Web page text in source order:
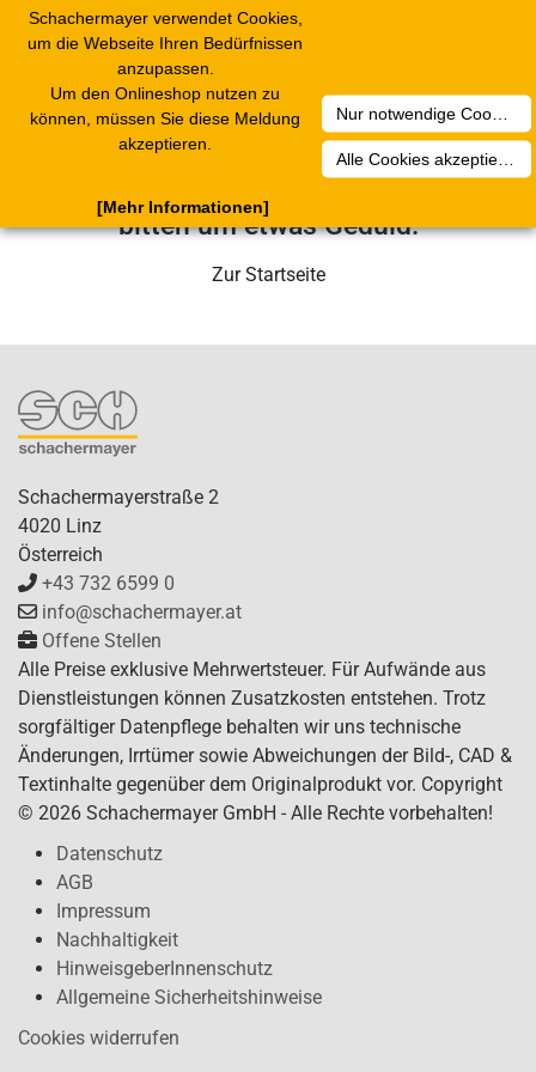
Schachermayer verwendet Cookies,
um die Webseite Ihren Bedürfnissen
anzupassen.
Um den Onlineshop nutzen zu
können, müssen Sie diese Meldung
akzeptieren.
Nur notwendige Cookies akzeptieren
Alle Cookies akzeptieren
[Mehr Informationen]
Leider ist ein technischer Fehler
aufgetreten. Unser Service-Team wird
bitten um etwas Geduld.
Zur Startseite
Schachermayerstraße 2
4020 Linz
Österreich
+43 732 6599 0
info@schachermayer.at
Offene Stellen
Alle Preise exklusive Mehrwertsteuer. Für Aufwände aus
Dienstleistungen können Zusatzkosten entstehen. Trotz
sorgfältiger Datenpflege behalten wir uns technische
Änderungen, Irrtümer sowie Abweichungen der Bild-, CAD &
Textinhalte gegenüber dem Originalprodukt vor. Copyright
© 2026 Schachermayer GmbH - Alle Rechte vorbehalten!
Datenschutz
AGB
Impressum
Nachhaltigkeit
HinweisgeberInnenschutz
Allgemeine Sicherheitshinweise
Cookies widerrufen